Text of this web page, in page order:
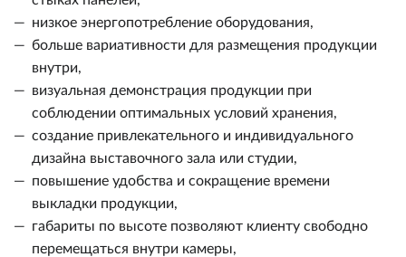
низкое энергопотребление оборудования,
больше вариативности для размещения продукции
внутри,
визуальная демонстрация продукции при
соблюдении оптимальных условий хранения,
создание привлекательного и индивидуального
дизайна выставочного зала или студии,
повышение удобства и сокращение времени
выкладки продукции,
габариты по высоте позволяют клиенту свободно
перемещаться внутри камеры,